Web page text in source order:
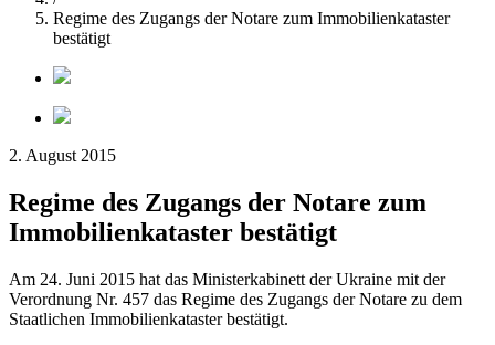
Regime des Zugangs der Notare zum Immobilienkataster
bestätigt
2. August 2015
Regime des Zugangs der Notare zum
Immobilienkataster bestätigt
Am 24. Juni 2015 hat das Ministerkabinett der Ukraine mit der
Verordnung Nr. 457 das Regime des Zugangs der Notare zu dem
Staatlichen Immobilienkataster bestätigt.